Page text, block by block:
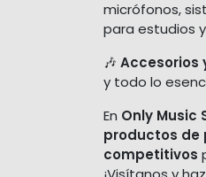
micrófonos,
para estudios
🎶 Accesorios
y todo lo
En Only Music
productos de
competitivos
¡Visítanos y